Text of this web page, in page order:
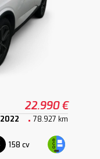
22.990 €
2022 78.927 km
158 cv